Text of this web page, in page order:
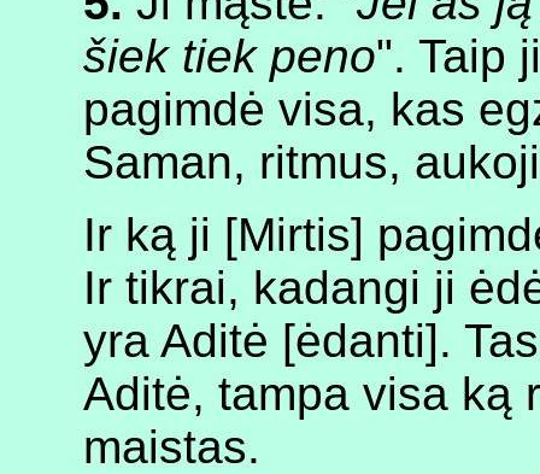
šiek tiek peno". Taip
pagimdė visa, kas
Saman, ritmus,
Ir ką ji [Mirtis]
Ir tikrai, kadangi ji
yra Aditė [ėdanti].
Aditė, tampa visa ką
maistas.